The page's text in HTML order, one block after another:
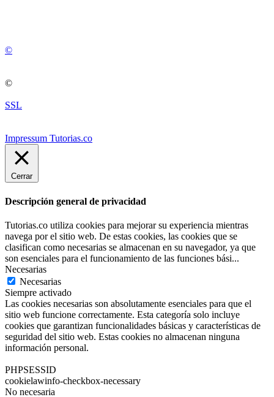
©
©
SSL
Impressum Tutorias.co
Cerrar
Descripción general de privacidad
Tutorias.co utiliza cookies para mejorar su experiencia mientras
navega por el sitio web. De estas cookies, las cookies que se
clasifican como necesarias se almacenan en su navegador, ya que
son esenciales para el funcionamiento de las funciones bási...
Necesarias
Necesarias
Siempre activado
Las cookies necesarias son absolutamente esenciales para que el
sitio web funcione correctamente. Esta categoría solo incluye
cookies que garantizan funcionalidades básicas y características de
seguridad del sitio web. Estas cookies no almacenan ninguna
información personal.
PHPSESSID
cookielawinfo-checkbox-necessary
No necesaria